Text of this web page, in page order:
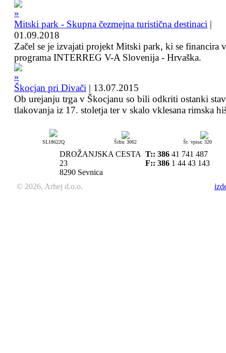
Mitski park - Skupna čezmejna turistična destinaci |
01.09.2018
Začel se je izvajati projekt Mitski park, ki se financira
programa INTERREG V-A Slovenija - Hrvaška.
Škocjan pri Divači | 13.07.2015
Ob urejanju trga v Škocjanu so bili odkriti ostanki
tlakovanja iz 17. stoletja ter v skalo vklesana rimska
SL18622Q Šifra: 3062 Št. vpisa: 320
DROŽANJSKA CESTA
23
8290 Sevnica
T:: 386 41 741 487
F:: 386 1 44 43 143
© 2026, Arhej d.o.o.